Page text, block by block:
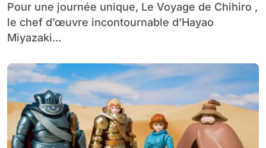
Pour une journée unique, Le Voyage de Chihiro ,
le chef d’œuvre incontournable d’Hayao
Miyazaki...